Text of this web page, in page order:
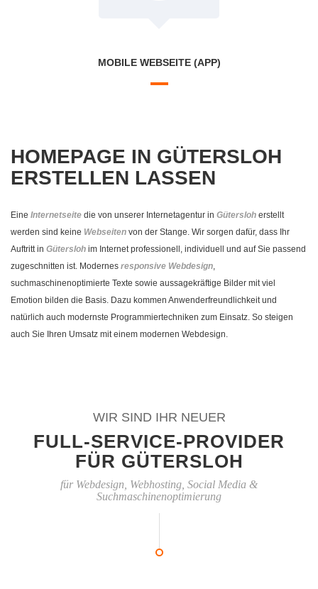
MOBILE WEBSEITE (APP)
HOMEPAGE IN GÜTERSLOH
ERSTELLEN LASSEN
Eine Internetseite die von unserer Internetagentur in Gütersloh erstellt
werden sind keine Webseiten von der Stange. Wir sorgen dafür, dass Ihr
Auftritt in Gütersloh im Internet professionell, individuell und auf Sie passend
zugeschnitten ist. Modernes responsive Webdesign,
suchmaschinenoptimierte Texte sowie aussagekräftige Bilder mit viel
Emotion bilden die Basis. Dazu kommen Anwenderfreundlichkeit und
natürlich auch modernste Programmiertechniken zum Einsatz. So steigen
auch Sie Ihren Umsatz mit einem modernen Webdesign.
WIR SIND IHR NEUER
FULL-SERVICE-PROVIDER
FÜR GÜTERSLOH
für Webdesign, Webhosting, Social Media &
Suchmaschinenoptimierung